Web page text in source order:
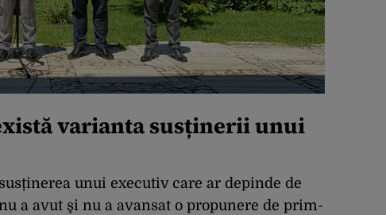
varianta susținerii unui
unui executiv care ar depinde de
a avut şi nu a avansat o propunere de prim-